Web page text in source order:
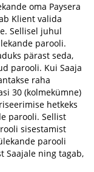
oma Paysera
Klient valida
Sellisel juhul
parooli.
pärast seda,
parooli. Kui Saaja
raha
30 (kolmekümne)
hetkeks
parooli. Sellist
sisestamist
parooli
Saajale ning tagab,